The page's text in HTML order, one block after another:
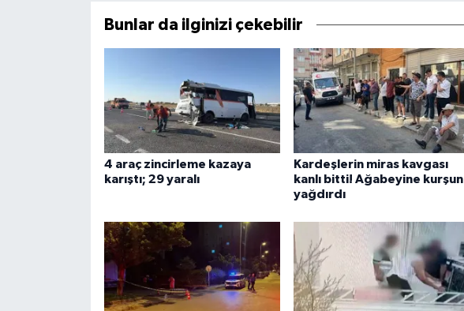
Bunlar da ilginizi çekebilir
4 araç zincirleme kazaya
karıştı; 29 yaralı
Kardeşlerin miras kavgası
kanlı bitti! Ağabeyine kurşun
yağdırdı